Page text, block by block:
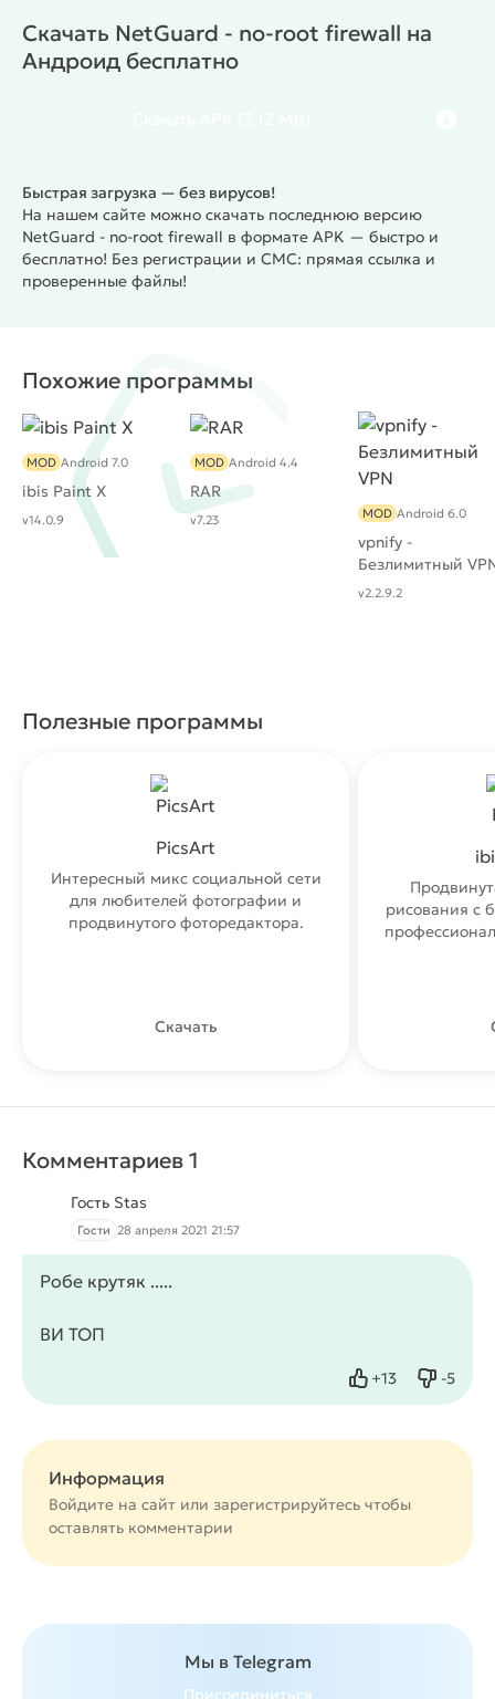
Скачать NetGuard - no-root firewall на
Андроид бесплатно
Быстрая загрузка — без вирусов!
На нашем сайте можно скачать последнюю версию
NetGuard - no-root firewall в формате APK — быстро и
бесплатно! Без регистрации и СМС: прямая ссылка и
проверенные файлы!
Похожие программы
ibis Paint X
MOD Android 7.0
v14.0.9
RAR
MOD Android 4.4
v7.23
vpnify -
Безлимитный
MOD Android 6.0
v2.2.9.2
Полезные программы
PicsArt
Интересный микс социальной сети
для любителей фотографии и
продвинутого фоторедактора.
Скачать
рисования с
Комментариев 1
Гость Stas
Гости 28 апреля 2021 21:57
Робе крутяк .....
ВИ ТОП
+13
Нравится -5
Не
Информация
Войдите на сайт или зарегистрируйтесь чтобы
оставлять комментарии
Мы в Telegram
Присоединиться